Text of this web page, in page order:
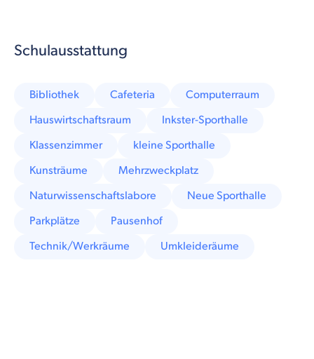
Schulausstattung
Bibliothek Cafeteria
Computerraum
Hauswirtschaftsraum
Inkster-Sporthalle
Klassenzimmer
kleine Sporthalle
Kunsträume
Mehrzweckplatz
Naturwissenschaftslabore
Neue Sporthalle
Parkplätze
Pausenhof
Technik/Werkräume
Umkleideräume